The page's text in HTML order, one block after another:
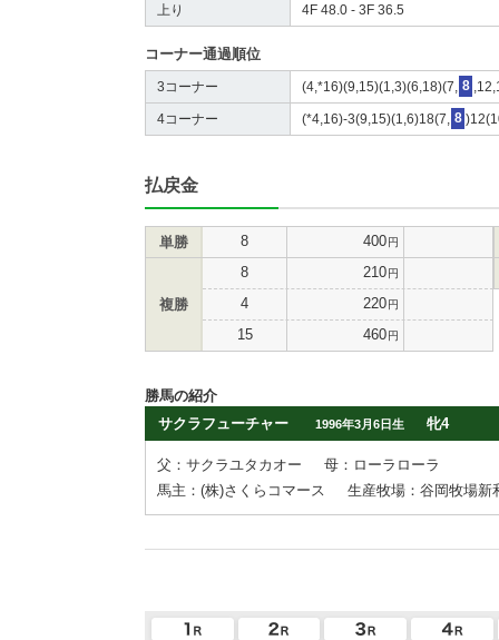
上り 4F 48.0 - 3F 36.5
コーナー通過順位
3コーナー (4,*16)(9,15)(1,3)(6,18)(7, 8
4コーナー (*4,16)-3(9,15)(1,6)18(7, 8
払戻金
単勝 8 400円
複勝
8 210円
4 220円
15 460円
勝馬の紹介
サクラフューチャー
1996年3月6日生 牝4
父：サクラユタカオー
母：ローラローラ
馬主：(株)さくらコマース
生産牧場：谷岡牧場新